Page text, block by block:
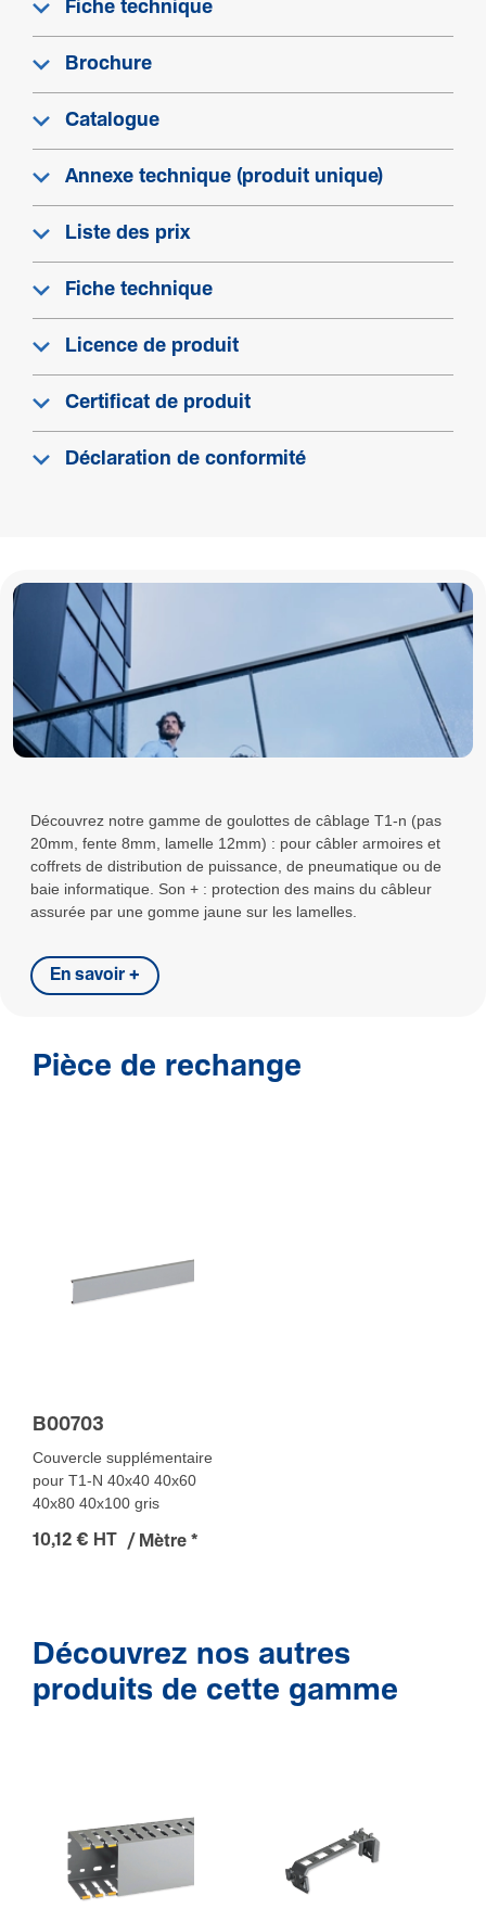
Fiche technique
Brochure
Catalogue
Annexe technique (produit unique)
Liste des prix
Fiche technique
Licence de produit
Certificat de produit
Déclaration de conformité
Découvrez notre gamme de goulottes de câblage T1-n (pas
20mm, fente 8mm, lamelle 12mm) : pour câbler armoires et
coffrets de distribution de puissance, de pneumatique ou de
baie informatique. Son + : protection des mains du câbleur
assurée par une gomme jaune sur les lamelles.
En savoir +
Pièce de rechange
B00703
Couvercle supplémentaire
pour T1-N 40x40 40x60
40x80 40x100 gris
10,12 € HT / Mètre *
Découvrez nos autres
produits de cette gamme